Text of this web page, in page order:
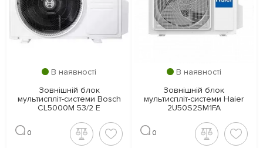
В наявності
Зовнішній блок
мультиспліт-системи Bosch
CL5000M 53/2 E
0
В наявності
Зовнішній блок
мультиспліт-системи Haier
2U50S2SM1FA
0